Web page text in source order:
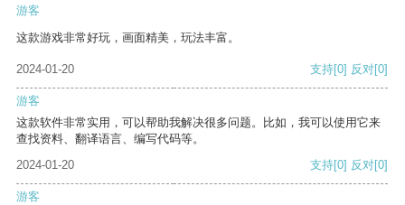
游客
这款游戏非常好玩，画面精美，玩法丰富。
2024-01-20 支持[0] 反对[0]
游客
这款软件非常实用，可以帮助我解决很多问题。比如，我可以使用它来
查找资料、翻译语言、编写代码等。
2024-01-20
支持[0] 反对[0]
游客